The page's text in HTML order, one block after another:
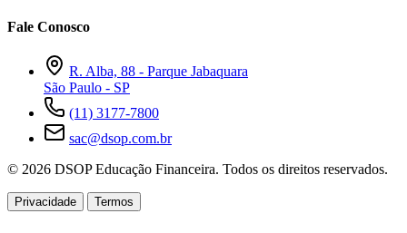
Fale Conosco
R. Alba, 88 - Parque Jabaquara
São Paulo - SP
(11) 3177-7800
sac@dsop.com.br
© 2026 DSOP Educação Financeira. Todos os direitos reservados.
Privacidade Termos